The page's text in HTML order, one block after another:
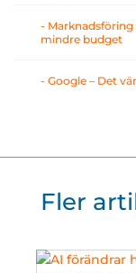
- Marknadsföring
mindre budget
- Google – Det
Fler